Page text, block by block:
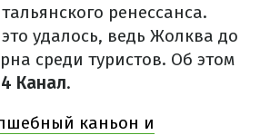
ренессанса.
удалось, ведь Жолква до
среди туристов. Об этом
Канал.
каньон и